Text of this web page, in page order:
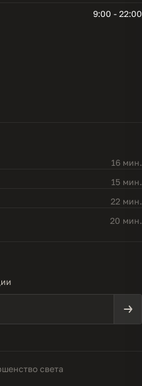
9:00 - 22:00
16 мин.
15 мин.
22 мин.
20 мин.
света